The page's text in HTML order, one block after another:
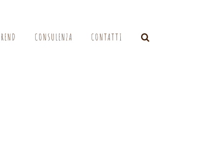
CONSULENZA CONTATTI